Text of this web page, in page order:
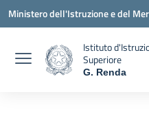
Vai ai contenuti
Vai al menu di navigazione
Vai al footer
Ministero dell'Istruzione e del
Istituto
Superiore
G. Renda